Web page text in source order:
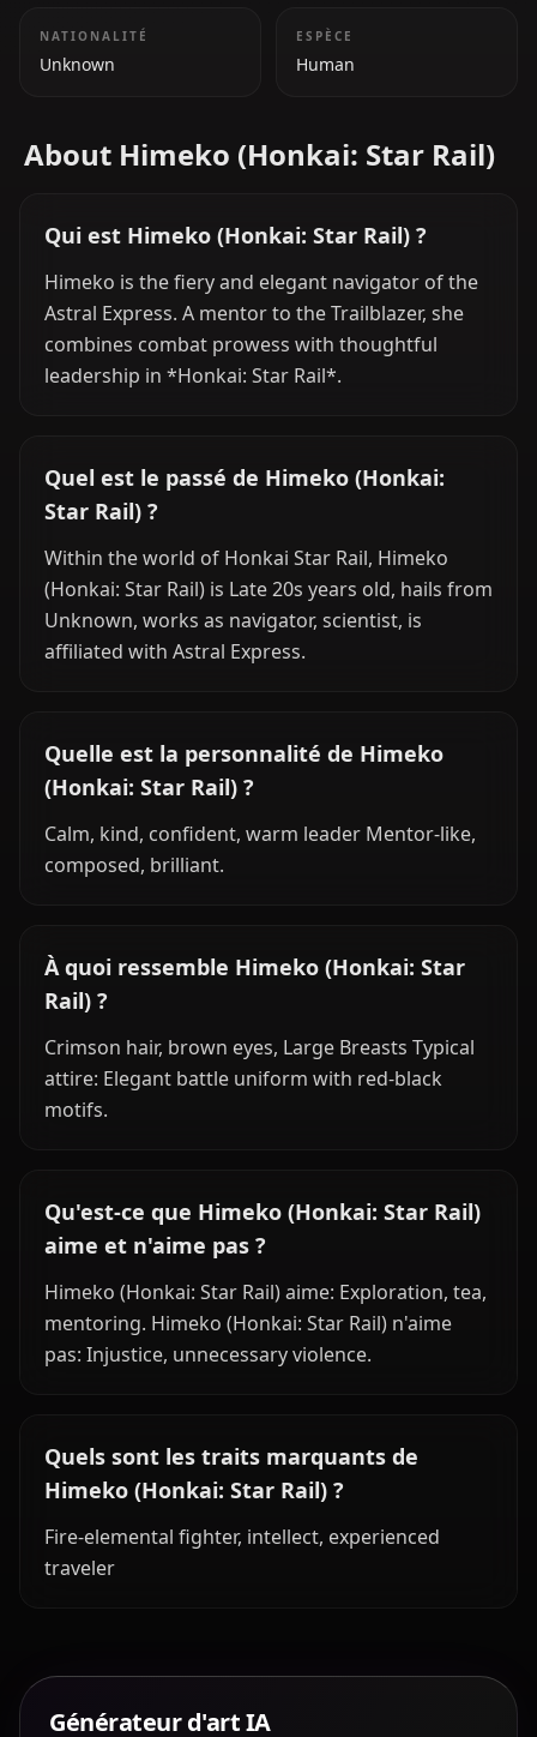
NATIONALITÉ
Unknown
ESPÈCE
Human
About Himeko (Honkai: Star Rail)
Qui est Himeko (Honkai: Star Rail) ?
Himeko is the fiery and elegant navigator of the
Astral Express. A mentor to the Trailblazer, she
combines combat prowess with thoughtful
leadership in *Honkai: Star Rail*.
Quel est le passé de Himeko (Honkai:
Star Rail) ?
Within the world of Honkai Star Rail, Himeko
(Honkai: Star Rail) is Late 20s years old, hails from
Unknown, works as navigator, scientist, is
affiliated with Astral Express.
Quelle est la personnalité de Himeko
(Honkai: Star Rail) ?
Calm, kind, confident, warm leader Mentor-like,
composed, brilliant.
À quoi ressemble Himeko (Honkai: Star
Rail) ?
Crimson hair, brown eyes, Large Breasts Typical
attire: Elegant battle uniform with red-black
motifs.
Qu'est-ce que Himeko (Honkai: Star Rail)
aime et n'aime pas ?
Himeko (Honkai: Star Rail) aime: Exploration, tea,
mentoring. Himeko (Honkai: Star Rail) n'aime
pas: Injustice, unnecessary violence.
Quels sont les traits marquants de
Himeko (Honkai: Star Rail) ?
Fire-elemental fighter, intellect, experienced
traveler
Générateur d'art IA